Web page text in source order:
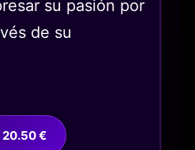
su pasión por
de su
20.50 €